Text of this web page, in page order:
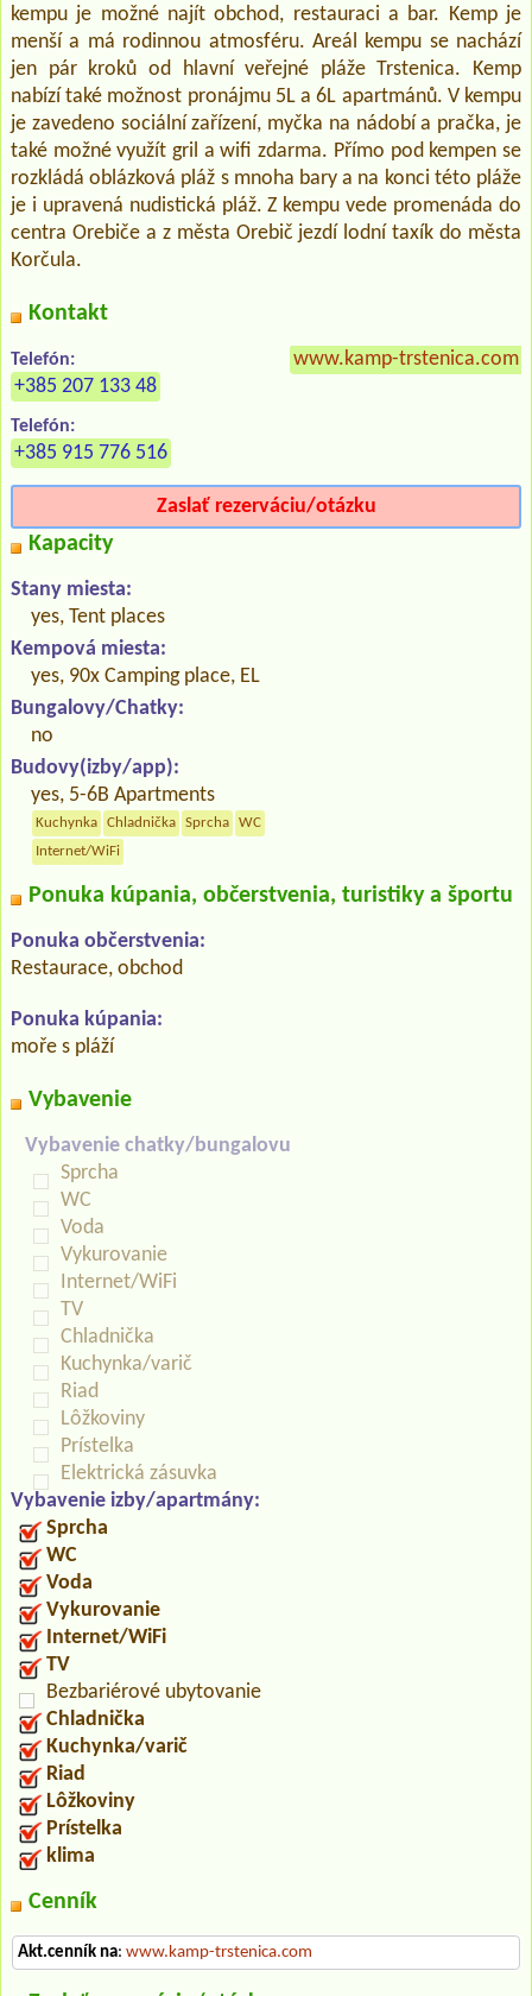
kempu je možné najít obchod, restauraci a bar. Kemp je
menší a má rodinnou atmosféru. Areál kempu se nachází
jen pár kroků od hlavní veřejné pláže Trstenica. Kemp
nabízí také možnost pronájmu 5L a 6L apartmánů. V kempu
je zavedeno sociální zařízení, myčka na nádobí a pračka, je
také možné využít gril a wifi zdarma. Přímo pod kempen se
rozkládá oblázková pláž s mnoha bary a na konci této pláže
je i upravená nudistická pláž. Z kempu vede promenáda do
centra Orebiče a z města Orebič jezdí lodní taxík do města
Korčula.
Kontakt
Telefón:
+385 207 133 48
Telefón:
+385 915 776 516
www.kamp-trstenica.com
Zaslať rezerváciu/otázku
Kapacity
Stany miesta:
yes, Tent places
Kempová miesta:
yes, 90x Camping place, EL
Bungalovy/Chatky:
no
Budovy(izby/app):
yes, 5-6B Apartments
Kuchynka Chladnička Sprcha
WC
Internet/WiFi
Ponuka kúpania, občerstvenia, turistiky a športu
Ponuka občerstvenia:
Restaurace, obchod
Ponuka kúpania:
moře s pláží
Vybavenie
Vybavenie chatky/bungalovu
Sprcha
WC
Voda
Vykurovanie
Internet/WiFi
TV
Chladnička
Kuchynka/varič
Riad
Lôžkoviny
Prístelka
Elektrická zásuvka
Vybavenie izby/apartmány:
Sprcha
WC
Voda
Vykurovanie
Internet/WiFi
TV
Bezbariérové ubytovanie
Chladnička
Kuchynka/varič
Riad
Lôžkoviny
Prístelka
klima
Cenník
Akt.cenník na: www.kamp-trstenica.com